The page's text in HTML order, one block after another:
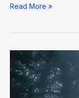
Read More »
Dan
12.
Sarria